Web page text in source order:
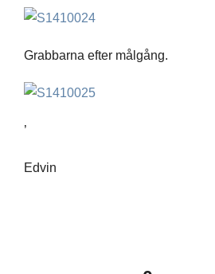
Grabbarna efter målgång.
’
Edvin